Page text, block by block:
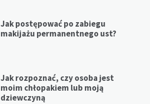
Jak postępować po zabiegu
makijażu permanentnego ust?
Jak rozpoznać, czy osoba jest
moim chłopakiem lub moją
dziewczyną